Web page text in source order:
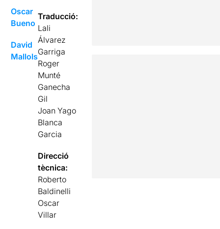
Oscar
Bueno
David
Mallols
Traducció:
Lali
Álvarez
Garriga
Roger
Munté
Ganecha
Gil
Joan Yago
Blanca
Garcia
Direcció
tècnica:
Roberto
Baldinelli
Oscar
Villar